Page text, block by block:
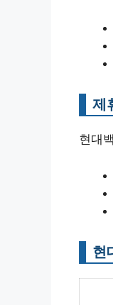
제
현대
현